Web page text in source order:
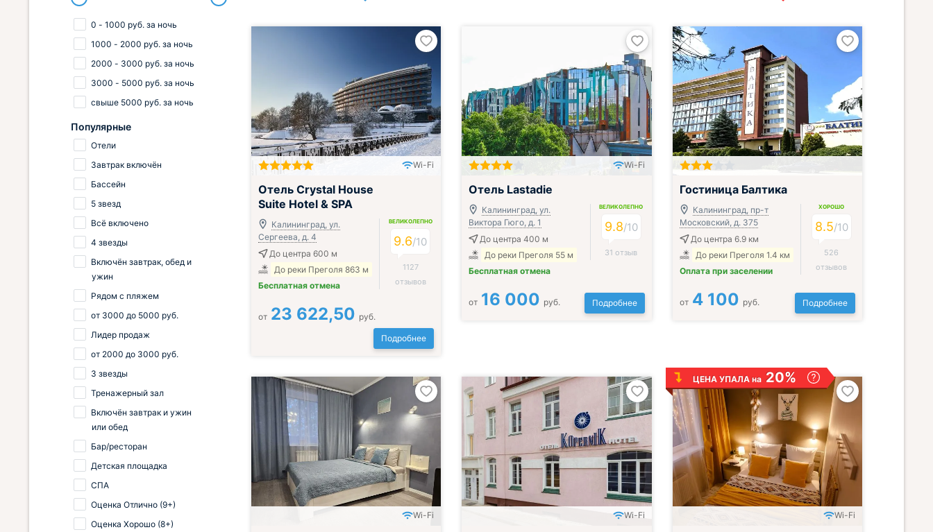
Wi-Fi
Отель Crystal House
Suite Hotel & SPA
Калининград, ул.
Сергеева, д. 4
До центра 600 м
До реки Преголя 863 м
Бесплатная отмена
ВЕЛИКОЛЕПНО
9.6/10
1127
отзывов
от 23 622,50 руб.
Подробнее
Wi-Fi
Отель Lastadie
Калининград, ул.
Виктора Гюго, д. 1
До центра 400 м
До реки Преголя 55 м
Бесплатная отмена
ВЕЛИКОЛЕПНО
9.8/10
31 отзыв
от 16 000 руб. Подробнее
Гостиница Балтика
Калининград, пр-т
Московский, д. 375
До центра 6.9 км
До реки Преголя 1.4 км
Оплата при заселении
ХОРОШО
8.5/10
526
отзывов
от 4 100 руб. Подробнее
Wi-Fi Wi-Fi
ЦЕНА УПАЛА на 20%
Wi-Fi
0 - 1000 руб. за ночь
1000 - 2000 руб. за ночь
2000 - 3000 руб. за ночь
3000 - 5000 руб. за ночь
свыше 5000 руб. за ночь
Популярные
Отели
Завтрак включён
Бассейн
5 звезд
Всё включено
4 звезды
Включён завтрак, обед и
ужин
Рядом с пляжем
от 3000 до 5000 руб.
Лидер продаж
от 2000 до 3000 руб.
3 звезды
Тренажерный зал
Включён завтрак и ужин
или обед
Бар/ресторан
Детская площадка
СПА
Оценка Отлично (9+)
Оценка Хорошо (8+)